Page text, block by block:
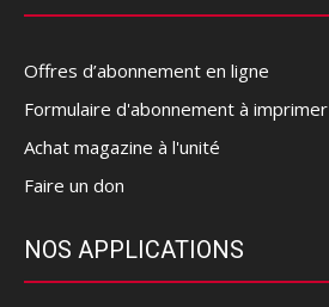
Offres d’abonnement en ligne
Formulaire d'abonnement à imprimer
Achat magazine à l'unité
Faire un don
NOS APPLICATIONS